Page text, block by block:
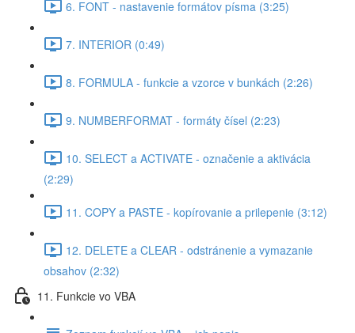
6. FONT - nastavenie formátov písma (3:25)
7. INTERIOR (0:49)
8. FORMULA - funkcie a vzorce v bunkách (2:26)
9. NUMBERFORMAT - formáty čísel (2:23)
10. SELECT a ACTIVATE - označenie a aktivácia
(2:29)
11. COPY a PASTE - kopírovanie a prilepenie (3:12)
12. DELETE a CLEAR - odstránenie a vymazanie
obsahov (2:32)
11. Funkcie vo VBA